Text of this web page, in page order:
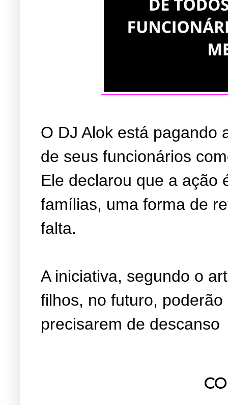
O DJ Alok está pagando
de seus funcionários
Ele declarou que a ação
famílias, uma forma de
falta.
A iniciativa, segundo o
filhos, no futuro,
precisarem de descanso